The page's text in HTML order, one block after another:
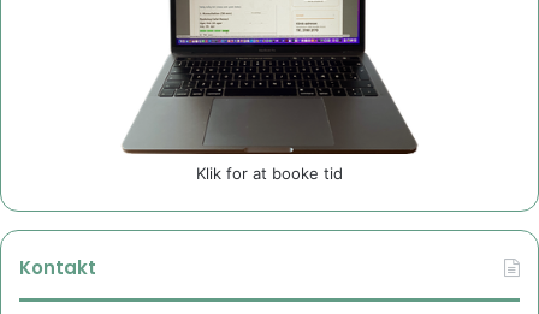
Klik for at booke tid
Kontakt